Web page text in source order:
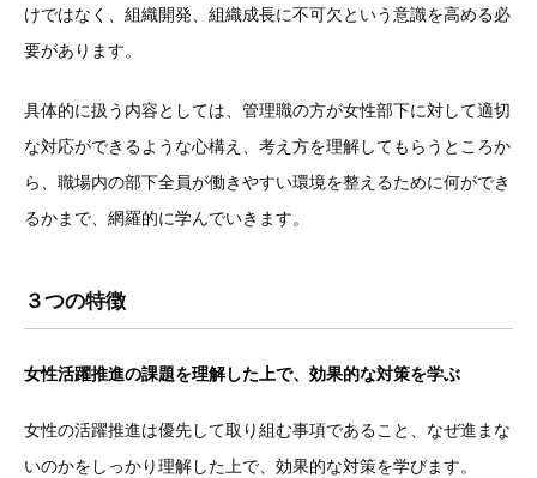
けではなく、組織開発、組織成長に不可欠という意識を高める必
要があります。
具体的に扱う内容としては、管理職の方が女性部下に対して適切
な対応ができるような心構え、考え方を理解してもらうところか
ら、職場内の部下全員が働きやすい環境を整えるために何ができ
るかまで、網羅的に学んでいきます。
３つの特徴
女性活躍推進の課題を理解した上で、効果的な対策を学ぶ
女性の活躍推進は優先して取り組む事項であること、なぜ進まな
いのかをしっかり理解した上で、効果的な対策を学びます。